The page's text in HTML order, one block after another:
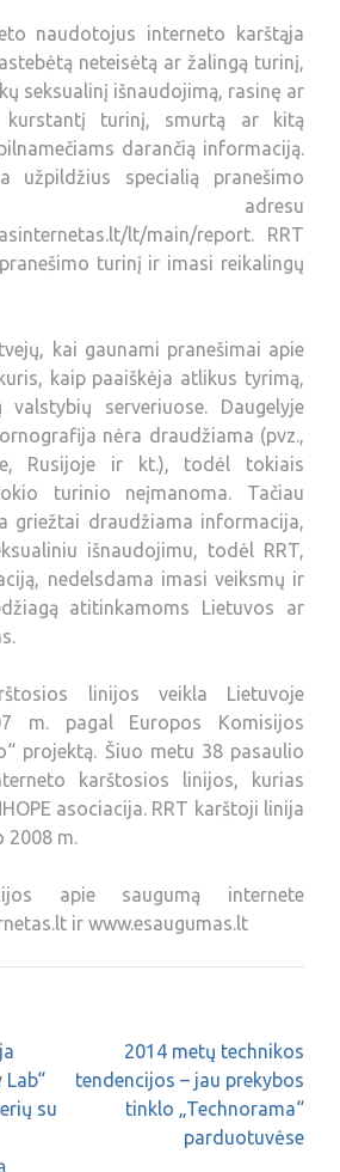
naudotojus interneto karštąja
neteisėtą ar žalingą turinį,
seksualinį išnaudojimą, rasinę ar
kurstantį turinį, smurtą ar kitą
darančią informaciją.
užpildžius specialią pranešimo
adresu
lt/main/report. RRT
turinį ir imasi reikalingų
kai gaunami pranešimai apie
kaip paaiškėja atlikus tyrimą,
serveriuose. Daugelyje
nėra draudžiama (pvz.,
Rusijoje ir kt.), todėl tokiais
turinio neįmanoma. Tačiau
griežtai draudžiama informacija,
išnaudojimu, todėl RRT,
nedelsdama imasi veiksmų ir
atitinkamoms Lietuvos ar
linijos veikla Lietuvoje
m. pagal Europos Komisijos
projektą. Šiuo metu 38 pasaulio
karštosios linijos, kurias
asociacija. RRT karštoji linija
2008 m.
apie saugumą internete
ir www.esaugumas.lt
Lab“
su
2014 metų technikos
tendencijos – jau prekybos
tinklo „Technorama“
parduotuvėse